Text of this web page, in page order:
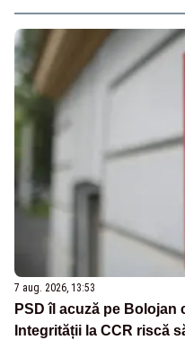
7 aug. 2026, 13:53
PSD îl acuză pe Bolojan
Integrității la CCR riscă